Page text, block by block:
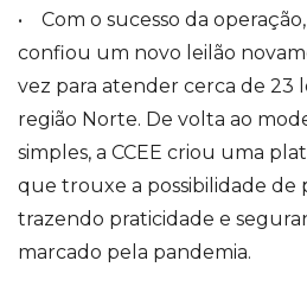
• Com o sucesso da
confiou um novo leilão
vez para atender cerca de 23
região Norte. De volta ao
simples, a CCEE criou uma
que trouxe a possibilidade de
trazendo praticidade e
marcado pela pandemia.